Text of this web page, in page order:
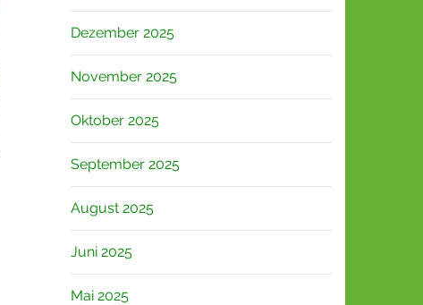
Dezember 2025
November 2025
Oktober 2025
September 2025
August 2025
Juni 2025
Mai 2025